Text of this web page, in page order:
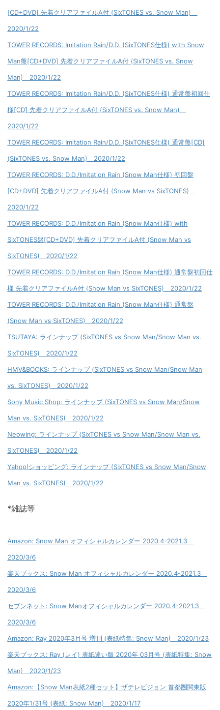
[CD+DVD] 先着クリアファイルA付 (SixTONES vs. Snow Man)
2020/1/22
TOWER RECORDS: Imitation Rain/D.D. (SixTONES仕様) with Snow
Man盤[CD+DVD] 先着クリアファイルA付 (SixTONES vs. Snow
Man) 2020/1/22
TOWER RECORDS: Imitation Rain/D.D. (SixTONES仕様) 通常盤初回仕
様[CD] 先着クリアファイルA付 (SixTONES vs. Snow Man)
2020/1/22
TOWER RECORDS: Imitation Rain/D.D. (SixTONES仕様) 通常盤[CD]
(SixTONES vs. Snow Man) 2020/1/22
TOWER RECORDS: D.D./Imitation Rain (Snow Man仕様) 初回盤
[CD+DVD] 先着クリアファイルA付 (Snow Man vs SixTONES)
2020/1/22
TOWER RECORDS: D.D./Imitation Rain (Snow Man仕様) with
SixTONES盤[CD+DVD] 先着クリアファイルA付 (Snow Man vs
SixTONES) 2020/1/22
TOWER RECORDS: D.D./Imitation Rain (Snow Man仕様) 通常盤初回仕
様 先着クリアファイルA付 (Snow Man vs SixTONES) 2020/1/22
TOWER RECORDS: D.D./Imitation Rain (Snow Man仕様) 通常盤
(Snow Man vs SixTONES) 2020/1/22
TSUTAYA: ラインナップ (SixTONES vs Snow Man/Snow Man vs.
SixTONES) 2020/1/22
HMV&BOOKS: ラインナップ (SixTONES vs Snow Man/Snow Man
vs. SixTONES) 2020/1/22
Sony Music Shop: ラインナップ (SixTONES vs Snow Man/Snow
Man vs. SixTONES) 2020/1/22
Neowing: ラインナップ (SixTONES vs Snow Man/Snow Man vs.
SixTONES) 2020/1/22
Yahoo!ショッピング: ラインナップ (SixTONES vs Snow Man/Snow
Man vs. SixTONES) 2020/1/22
*雑誌等
Amazon: Snow Man オフィシャルカレンダー 2020.4-2021.3
2020/3/6
楽天ブックス: Snow Man オフィシャルカレンダー 2020.4-2021.3
2020/3/6
セブンネット: Snow Manオフィシャルカレンダー 2020.4-2021.3
2020/3/6
Amazon: Ray 2020年3月号 増刊 (表紙特集: Snow Man) 2020/1/23
楽天ブックス: Ray (レイ) 表紙違い版 2020年 03月号 (表紙特集: Snow
Man) 2020/1/23
Amazon:【Snow Man表紙2種セット】ザテレビジョン 首都圏関東版
2020年1/31号 (表紙: Snow Man) 2020/1/17